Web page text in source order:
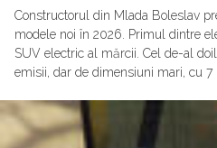
Constructorul din Mlada Boleslav
modele noi în 2026. Primul dintre
SUV electric al mărcii. Cel de-al
emisii, dar de dimensiuni mari, cu 7